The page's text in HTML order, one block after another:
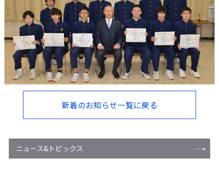
新着のお知らせ一覧に戻る
ニュース&トピックス